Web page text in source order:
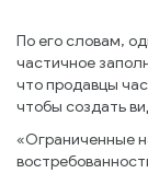
По его словам,
частичное
что продавцы
чтобы создать
«Ограниченные